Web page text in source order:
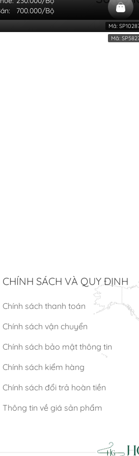
Mã:
700.000/Bộ
Mã:
CHÍNH SÁCH VÀ QUY ĐỊNH
Chính sách thanh toán
Chính sách vận chuyển
Chính sách bảo mật thông tin
Chính sách kiểm hàng
Chính sách đổi trả hoàn tiền
Thông tin về giá sản phẩm